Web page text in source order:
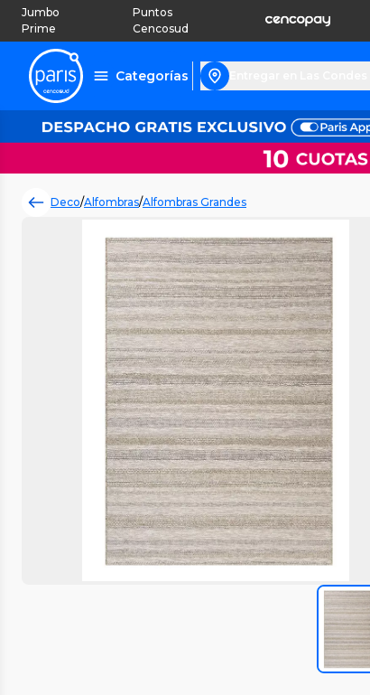
Jumbo
Prime
Puntos
Cencosud
Categorías
Deco/Alfombras/Alfombras Grandes